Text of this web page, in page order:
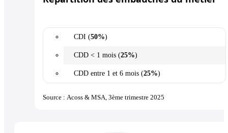
CDI (50%)
CDD < 1 mois (25%)
CDD entre 1 et 6 mois (25%)
Source : Acoss & MSA, 3ème trimestre 2025